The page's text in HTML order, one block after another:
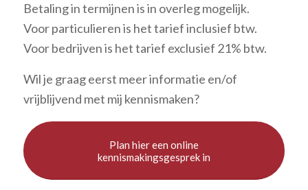
Betaling in termijnen is in overleg mogelijk.
Voor particulieren is het tarief inclusief btw.
Voor bedrijven is het tarief exclusief 21% btw.
Wil je graag eerst meer informatie en/of
vrijblijvend met mij kennismaken?
Plan hier een online
kennismakingsgesprek in